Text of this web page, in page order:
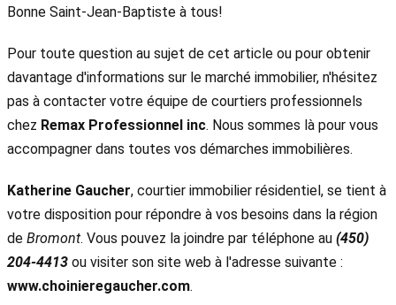
Bonne Saint-Jean-Baptiste à tous!
Pour toute question au sujet de cet article ou pour obtenir
davantage d'informations sur le marché immobilier, n'hésitez
pas à contacter votre équipe de courtiers professionnels
chez Remax Professionnel inc. Nous sommes là pour vous
accompagner dans toutes vos démarches immobilières.
Katherine Gaucher, courtier immobilier résidentiel, se tient à
votre disposition pour répondre à vos besoins dans la région
de Bromont. Vous pouvez la joindre par téléphone au (450)
204-4413 ou visiter son site web à l'adresse suivante :
www.choinieregaucher.com.